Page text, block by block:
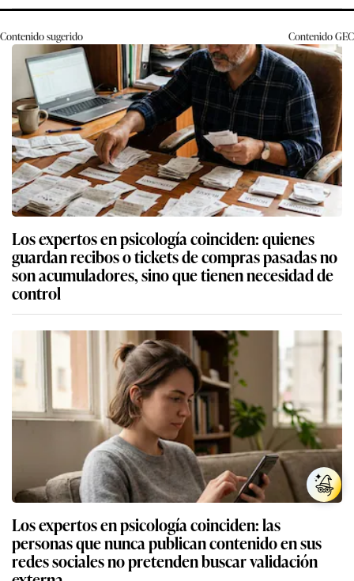
Contenido sugerido ContenidoGEC
Los expertos en psicología coinciden: quienes
guardan recibos o tickets de compras pasadas no
son acumuladores, sino que tienen necesidad de
control
Los expertos en psicología coinciden: las
personas que nunca publican contenido en sus
redes sociales no pretenden buscar validación